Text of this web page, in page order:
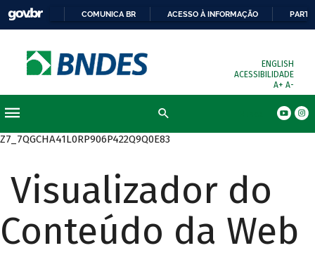
COMUNICA BR ACESSO À INFORMAÇÃO
ENGLISH
ACESSIBILIDADE
A+ A-
Z7_7QGCHA41L0RP906P422Q9Q0E83
Visualizador do
Conteúdo da Web